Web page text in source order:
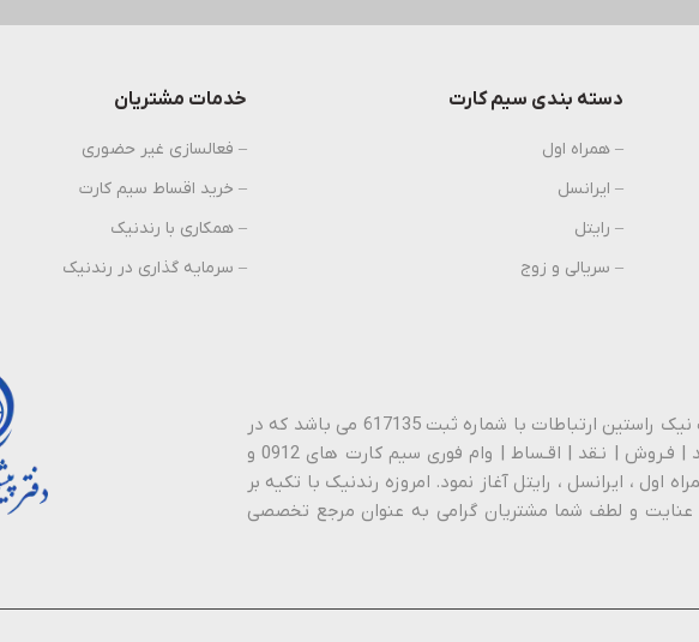
دسته بندی سیم کارت
– همراه اول
– ایرانسل
– رایتل
– سریالی و زوج
خدمات مشتریان
– فعالسازی غیر حضوری
– خرید اقساط سیم کارت
– همکاری با رندنیک
– سرمایه گذاری در رندنیک
پیشخوان دولت رندنیک نام تجاری شرکت نیک راستین ارتباطات با شماره ثبت 617135 می باشد که در
سال 1388 فعالیت خود را در زمینه خـرید | فـروش | نـقد | اقـساط | وام فوری سیم کارت های 0912 و
اول ، ایرانسل ، رایتل آغاز نمود. امروزه رندنیک با تکیه بر
و لطف شما مشتریان گرامی به عنوان مرجع تخصصی